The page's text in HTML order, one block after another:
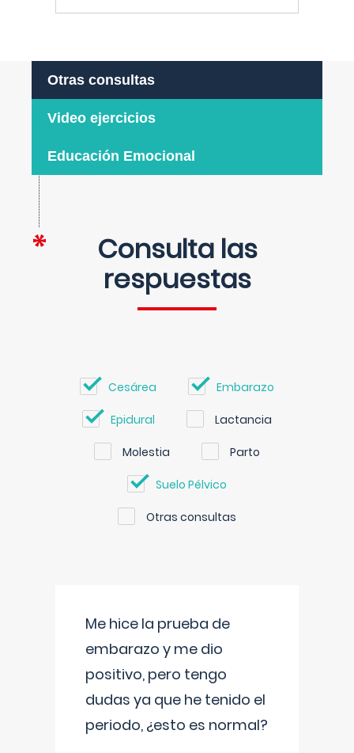
Otras consultas
Video ejercicios
Educación Emocional
Consulta las
respuestas
Cesárea Embarazo
Epidural Lactancia
Molestia Parto
Suelo Pélvico
Otras consultas
Me hice la prueba de
embarazo y me dio
positivo, pero tengo
dudas ya que he tenido el
periodo, ¿esto es normal?